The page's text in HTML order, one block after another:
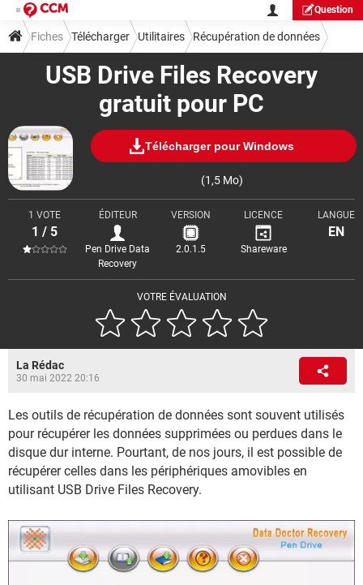
Question
USB Drive Files Recovery
gratuit pour PC
Télécharger pour Windows
(1,5 Mo)
VOTRE ÉVALUATION
1 VOTE
1 / 5
ÉDITEUR
Pen Drive Data
Recovery
VERSION
2.0.1.5
LICENCE
Shareware
LANGUE
EN
Fiches Télécharger Utilitaires Récupération de données
La Rédac
30 mai 2022 20:16
Les outils de récupération de données sont souvent utilisés
pour récupérer les données supprimées ou perdues dans le
disque dur interne. Pourtant, de nos jours, il est possible de
récupérer celles dans les périphériques amovibles en
utilisant USB Drive Files Recovery.